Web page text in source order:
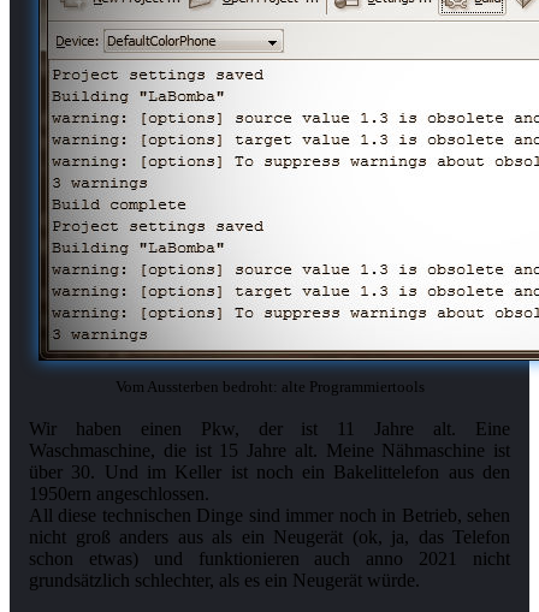
Vom Aussterben bedroht: alte Programmiertools
Wir haben einen Pkw, der ist 11 Jahre alt. Eine
Waschmaschine, die ist 15 Jahre alt. Meine Nähmaschine ist
über 30. Und im Keller ist noch ein Bakelittelefon aus den
1950ern angeschlossen.
All diese technischen Dinge sind immer noch in Betrieb, sehen
nicht groß anders aus als ein Neugerät (ok, ja, das Telefon
schon etwas) und funktionieren auch anno 2021 nicht
grundsätzlich schlechter, als es ein Neugerät würde.